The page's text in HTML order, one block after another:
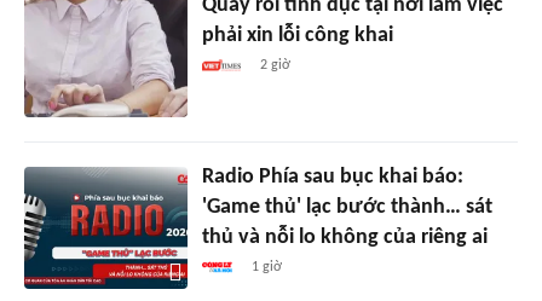
Quấy rối tình dục tại nơi làm việc
phải xin lỗi công khai
2 giờ
Radio Phía sau bục khai báo:
'Game thủ' lạc bước thành… sát
thủ và nỗi lo không của riêng ai
1 giờ